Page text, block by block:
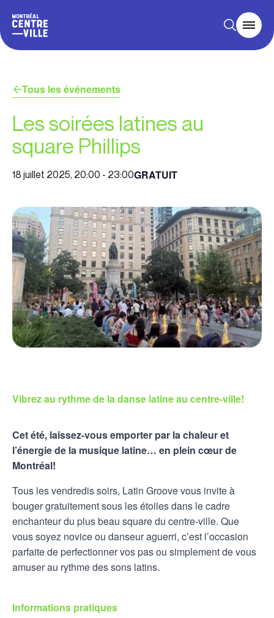
Tous les événements
Les soirées latines au
square Phillips
18 juillet 2025, 20:00 - 23:00GRATUIT
Vibrez au rythme de la danse latine au centre-ville!
Cet été, laissez-vous emporter par la chaleur et
l’énergie de la musique latine… en plein cœur de
Montréal!
Tous les vendredis soirs, Latin Groove vous invite à
bouger gratuitement sous les étoiles dans le cadre
enchanteur du plus beau square du centre-ville. Que
vous soyez novice ou danseur aguerri, c’est l’occasion
parfaite de perfectionner vos pas ou simplement de vous
amuser au rythme des sons latins.
Informations pratiques